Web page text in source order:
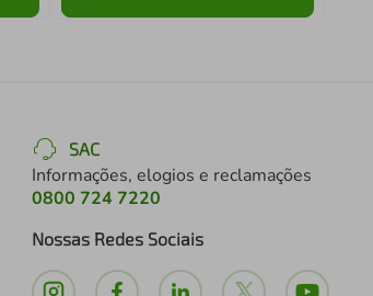
SAC
Informações, elogios e reclamações
0800 724 7220
Nossas Redes Sociais